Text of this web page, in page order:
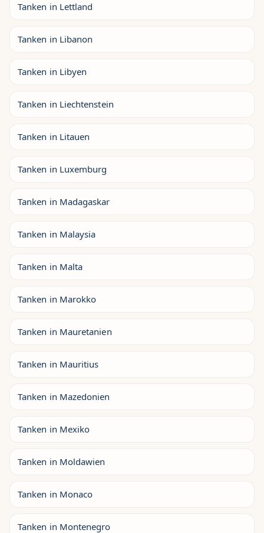
Tanken in Lettland
Tanken in Libanon
Tanken in Libyen
Tanken in Liechtenstein
Tanken in Litauen
Tanken in Luxemburg
Tanken in Madagaskar
Tanken in Malaysia
Tanken in Malta
Tanken in Marokko
Tanken in Mauretanien
Tanken in Mauritius
Tanken in Mazedonien
Tanken in Mexiko
Tanken in Moldawien
Tanken in Monaco
Tanken in Montenegro